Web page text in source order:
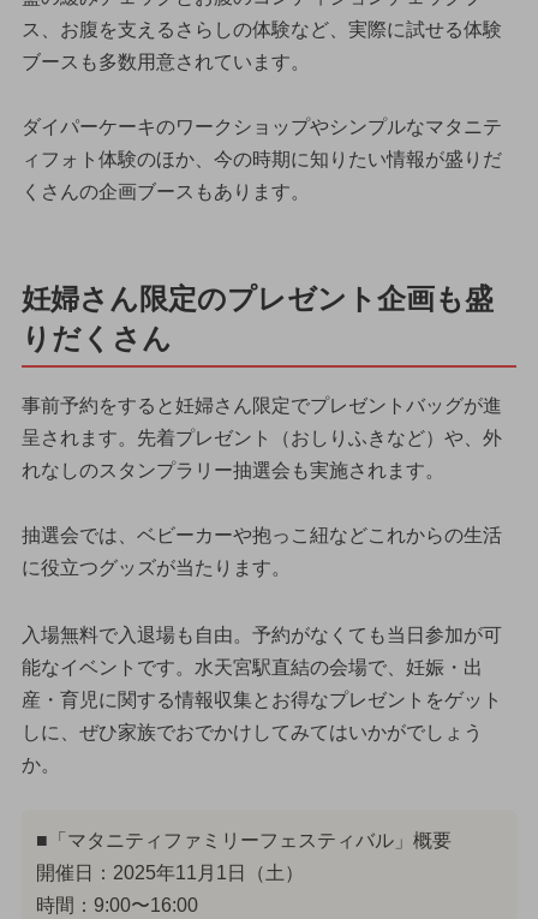
ス、お腹を支えるさらしの体験など、実際に試せる体験
ブースも多数用意されています。
ダイパーケーキのワークショップやシンプルなマタニテ
ィフォト体験のほか、今の時期に知りたい情報が盛りだ
くさんの企画ブースもあります。
妊婦さん限定のプレゼント企画も盛
りだくさん
事前予約をすると妊婦さん限定でプレゼントバッグが進
呈されます。先着プレゼント（おしりふきなど）や、外
れなしのスタンプラリー抽選会も実施されます。
抽選会では、ベビーカーや抱っこ紐などこれからの生活
に役立つグッズが当たります。
入場無料で入退場も自由。予約がなくても当日参加が可
能なイベントです。水天宮駅直結の会場で、妊娠・出
産・育児に関する情報収集とお得なプレゼントをゲット
しに、ぜひ家族でおでかけしてみてはいかがでしょう
か。
■「マタニティファミリーフェスティバル」概要
開催日：2025年11月1日（土）
時間：9:00〜16:00